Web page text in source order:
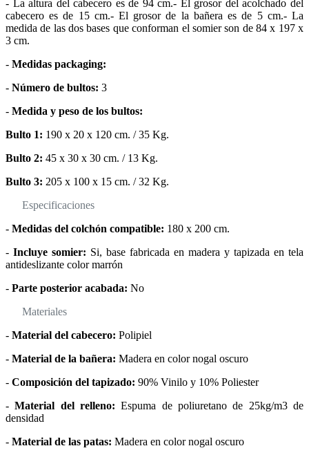
- La altura del cabecero es de 94 cm.- El grosor del acolchado del
cabecero es de 15 cm.- El grosor de la bañera es de 5 cm.- La
medida de las dos bases que conforman el somier son de 84 x 197 x
3 cm.
- Medidas packaging:
- Número de bultos: 3
- Medida y peso de los bultos:
Bulto 1: 190 x 20 x 120 cm. / 35 Kg.
Bulto 2: 45 x 30 x 30 cm. / 13 Kg.
Bulto 3: 205 x 100 x 15 cm. / 32 Kg.
Especificaciones
- Medidas del colchón compatible: 180 x 200 cm.
- Incluye somier: Si, base fabricada en madera y tapizada en tela
antideslizante color marrón
- Parte posterior acabada: No
Materiales
- Material del cabecero: Polipiel
- Material de la bañera: Madera en color nogal oscuro
- Composición del tapizado: 90% Vinilo y 10% Poliester
-Material del relleno: Espuma de poliuretano de 25kg/m3 de
densidad
- Material de las patas: Madera en color nogal oscuro